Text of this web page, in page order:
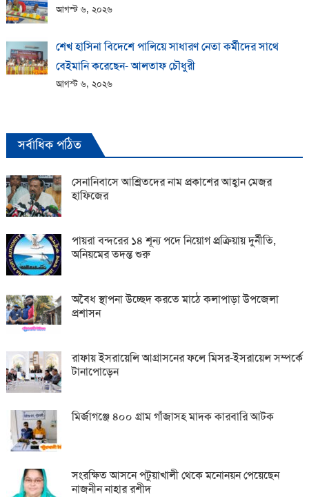
আগস্ট ৬, ২০২৬
শেখ হাসিনা বিদেশে পালিয়ে সাধারণ নেতা কর্মীদের সাথে
বেইমানি করেছেন- আলতাফ চৌধুরী
আগস্ট ৬, ২০২৬
সর্বাধিক পঠিত
সেনানিবাসে আশ্রিতদের নাম প্রকাশের আহ্বান মেজর
হাফিজের
পায়রা বন্দরের ১৪ শূন্য পদে নিয়োগ প্রক্রিয়ায় দুর্নীতি,
অনিয়মের তদন্ত শুরু
অবৈধ স্থাপনা উচ্ছেদ করতে মাঠে কলাপাড়া উপজেলা
প্রশাসন
রাফায় ইসরায়েলি আগ্রাসনের ফলে মিসর-ইসরায়েল সম্পর্কে
টানাপোড়েন
মির্জাগঞ্জে ৪০০ গ্রাম গাঁজাসহ মাদক কারবারি আটক
সংরক্ষিত আসনে পটুয়াখালী থেকে মনোনয়ন পেয়েছেন
নাজনীন নাহার রশীদ